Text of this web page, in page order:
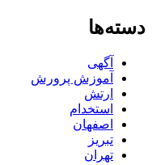
دسته‌ها
آگهی
آموزش پرورش
ارتش
استخدام
اصفهان
تبریز
تهران